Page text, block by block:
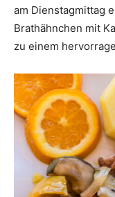
am Dienstagmittag
Brathähnchen mit
zu einem